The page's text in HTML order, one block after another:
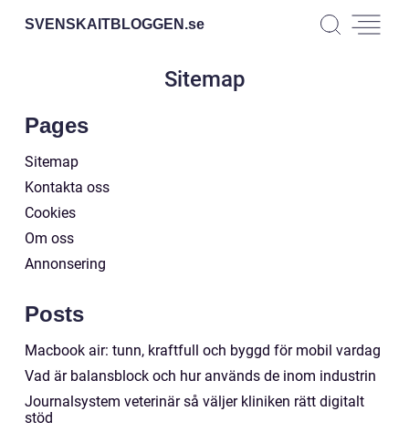
SVENSKAITBLOGGEN.se
Sitemap
Pages
Sitemap
Kontakta oss
Cookies
Om oss
Annonsering
Posts
Macbook air: tunn, kraftfull och byggd för mobil vardag
Vad är balansblock och hur används de inom industrin
Journalsystem veterinär så väljer kliniken rätt digitalt
stöd